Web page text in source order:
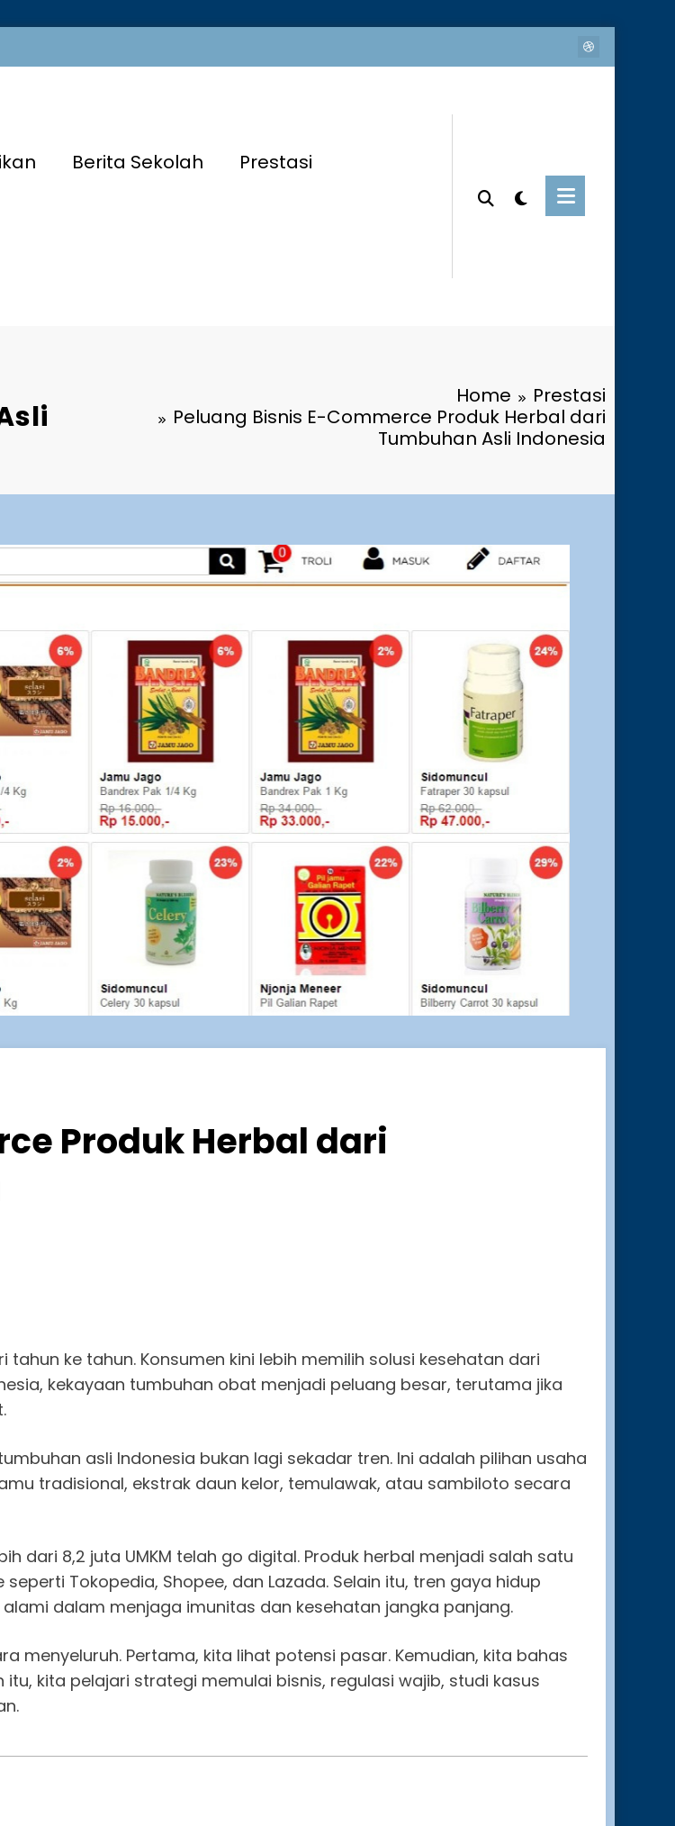
Berita Sekolah Prestasi
Home
Prestasi
Peluang Bisnis E-Commerce Produk Herbal dari
Tumbuhan Asli Indonesia
Produk Herbal dari
ke tahun. Konsumen kini lebih memilih solusi kesehatan dari
kekayaan tumbuhan obat menjadi peluang besar, terutama jika
asli Indonesia bukan lagi sekadar tren. Ini adalah pilihan usaha
tradisional, ekstrak daun kelor, temulawak, atau sambiloto secara
dari 8,2 juta UMKM telah go digital. Produk herbal menjadi salah satu
Tokopedia, Shopee, dan Lazada. Selain itu, tren gaya hidup
dalam menjaga imunitas dan kesehatan jangka panjang.
menyeluruh. Pertama, kita lihat potensi pasar. Kemudian, kita bahas
kita pelajari strategi memulai bisnis, regulasi wajib, studi kasus